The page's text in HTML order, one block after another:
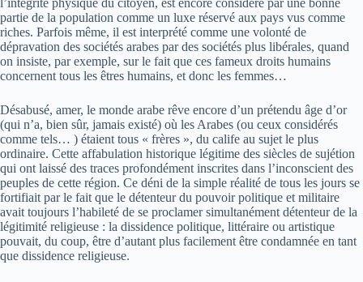
l’intégrité physique du citoyen, est encore considéré par une bonne
partie de la population comme un luxe réservé aux pays vus comme
riches. Parfois même, il est interprété comme une volonté de
dépravation des sociétés arabes par des sociétés plus libérales, quand
on insiste, par exemple, sur le fait que ces fameux droits humains
concernent tous les êtres humains, et donc les femmes…
Désabusé, amer, le monde arabe rêve encore d’un prétendu âge d’or
(qui n’a, bien sûr, jamais existé) où les Arabes (ou ceux considérés
comme tels… ) étaient tous « frères », du calife au sujet le plus
ordinaire. Cette affabulation historique légitime des siècles de sujétion
qui ont laissé des traces profondément inscrites dans l’inconscient des
peuples de cette région. Ce déni de la simple réalité de tous les jours se
fortifiait par le fait que le détenteur du pouvoir politique et militaire
avait toujours l’habileté de se proclamer simultanément détenteur de la
légitimité religieuse : la dissidence politique, littéraire ou artistique
pouvait, du coup, être d’autant plus facilement être condamnée en tant
que dissidence religieuse.